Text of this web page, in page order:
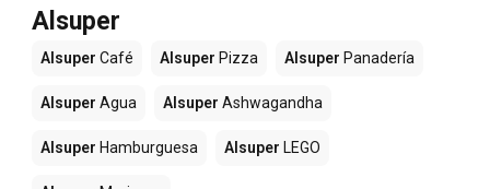
Alsuper
Alsuper Café Alsuper Pizza Alsuper Panadería
Alsuper Agua Alsuper Ashwagandha
Alsuper Hamburguesa Alsuper LEGO